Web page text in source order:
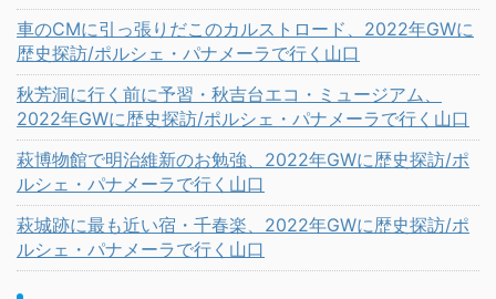
車のCMに引っ張りだこのカルストロード、2022年GWに
歴史探訪/ポルシェ・パナメーラで行く山口
秋芳洞に行く前に予習・秋吉台エコ・ミュージアム、
2022年GWに歴史探訪/ポルシェ・パナメーラで行く山口
萩博物館で明治維新のお勉強、2022年GWに歴史探訪/ポ
ルシェ・パナメーラで行く山口
萩城跡に最も近い宿・千春楽、2022年GWに歴史探訪/ポ
ルシェ・パナメーラで行く山口